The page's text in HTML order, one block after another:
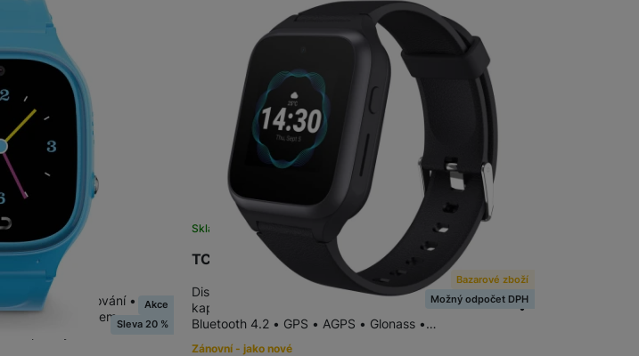
Akce
Sleva 20 %
• telefonování • GPS
geofencingem •
polohy •…
TCL MOVETIME Family Watch 40 Black S
Skladem
Bazarové zboží
Možný odpočet DPH
Display1.3"• 240 x 240 pix.• 2D screen glass • IPS •
kapacita baterie 600mAh • Micro USB • 4G LTE • Wi-Fi •
Bluetooth 4.2 • GPS • AGPS • Glonass •…
Zánovní - jako nové